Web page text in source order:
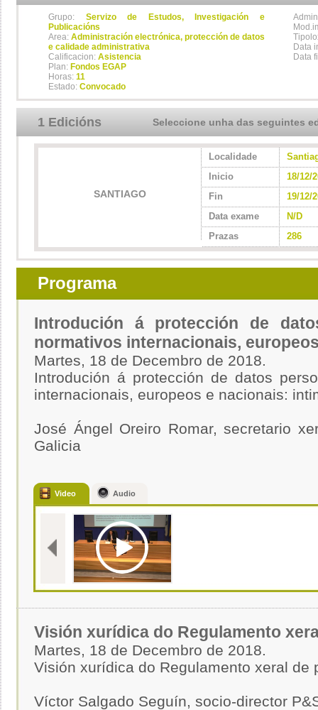
Grupo: Servizo de Estudos, Investigación e
Publicacións
Area: Administración electrónica, protección de datos
e calidade administrativa
Calificacion: Asistencia
Plan: Fondos EGAP
Horas: 11
Estado: Convocado
Data
Data
1 Edicións Seleccione unha das seguintes
SANTIAGO
Localidade
Inicio
18/12/
Fin
19/12/
Data exame
N/D
Prazas
286
Programa
Introdución á protección de
normativos internacionais,
Martes, 18 de Decembro de 2018.
Introdución á protección de datos
internacionais, europeos e nacionais:
José Ángel Oreiro Romar, secretario
Galicia
Video Audio
Visión xurídica do Regulamento
Martes, 18 de Decembro de 2018.
Visión xurídica do Regulamento xeral de
Víctor Salgado Seguín, socio-director